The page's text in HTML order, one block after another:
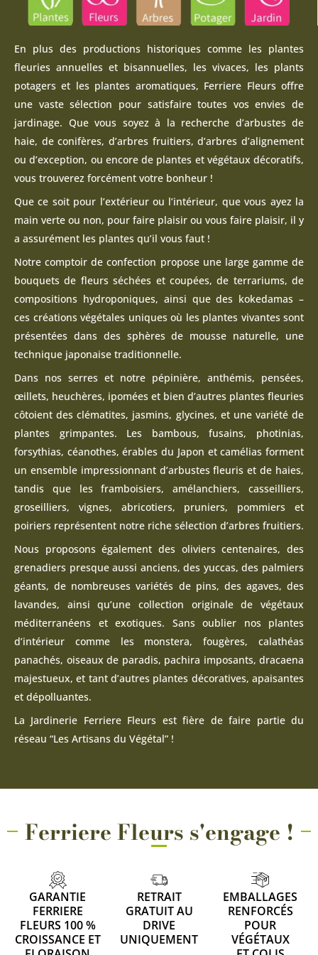
En plus des productions historiques comme les plantes
fleuries annuelles et bisannuelles, les vivaces, les plants
potagers et les plantes aromatiques, Ferriere Fleurs offre
une vaste sélection pour satisfaire toutes vos envies de
jardinage. Que vous soyez à la recherche d’arbustes de
haie, de conifères, d’arbres fruitiers, d’arbres d’alignement
ou d’exception, ou encore de plantes et végétaux décoratifs,
vous trouverez forcément votre bonheur !
Que ce soit pour l’extérieur ou l’intérieur, que vous ayez la
main verte ou non, pour faire plaisir ou vous faire plaisir, il y
a assurément les plantes qu’il vous faut !
Notre comptoir de confection propose une large gamme de
bouquets de fleurs séchées et coupées, de terrariums, de
compositions hydroponiques, ainsi que des kokedamas –
ces créations végétales uniques où les plantes vivantes sont
présentées dans des sphères de mousse naturelle, une
technique japonaise traditionnelle.
Dans nos serres et notre pépinière, anthémis, pensées,
œillets, heuchères, ipomées et bien d’autres plantes fleuries
côtoient des clématites, jasmins, glycines, et une variété de
plantes grimpantes. Les bambous, fusains, photinias,
forsythias, céanothes, érables du Japon et camélias forment
un ensemble impressionnant d’arbustes fleuris et de haies,
tandis que les framboisiers, amélanchiers, casseilliers,
groseilliers, vignes, abricotiers, pruniers, pommiers et
poiriers représentent notre riche sélection d’arbres fruitiers.
Nous proposons également des oliviers centenaires, des
grenadiers presque aussi anciens, des yuccas, des palmiers
géants, de nombreuses variétés de pins, des agaves, des
lavandes, ainsi qu’une collection originale de végétaux
méditerranéens et exotiques. Sans oublier nos plantes
d’intérieur comme les monstera, fougères, calathéas
panachés, oiseaux de paradis, pachira imposants, dracaena
majestueux, et tant d’autres plantes décoratives, apaisantes
et dépolluantes.
La Jardinerie Ferriere Fleurs est fière de faire partie du
réseau “Les Artisans du Végétal” !
Ferriere Fleurs s'engage !
GARANTIE
FERRIERE
FLEURS 100 %
CROISSANCE ET
RETRAIT
GRATUIT AU
DRIVE
UNIQUEMENT
EMBALLAGES
RENFORCÉS
POUR
VÉGÉTAUX